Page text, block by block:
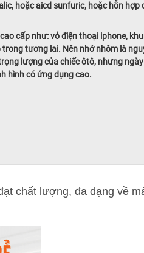
hoặc aicd sunfuric, hoặc hỗn hợp
cấp như: vỏ điện thoại iphone,
tương lai. Nên nhớ nhôm là
lượng của chiếc ôtô, nhưng
hình có ứng dụng cao.
chất lượng, đa dạng về